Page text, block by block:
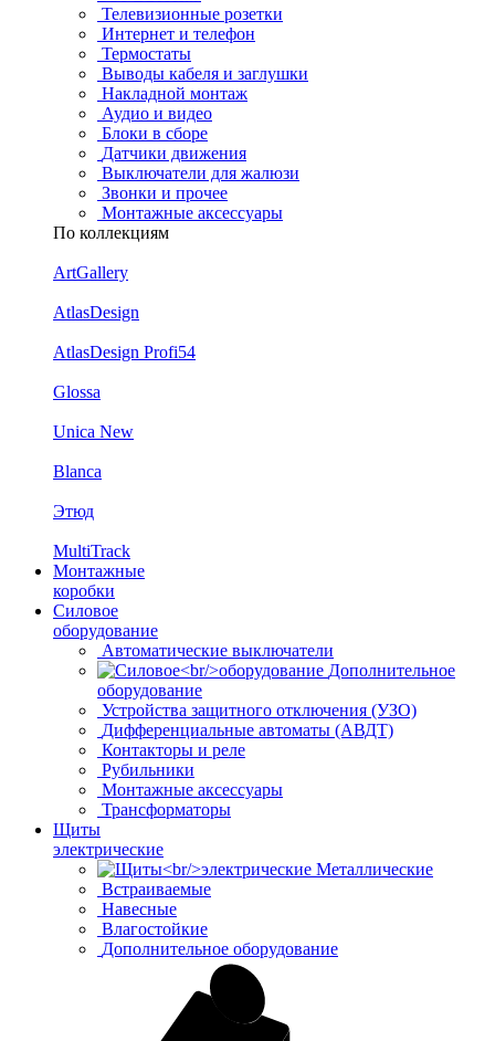
Телевизионные розетки
Интернет и телефон
Термостаты
Выводы кабеля и заглушки
Накладной монтаж
Аудио и видео
Блоки в сборе
Датчики движения
Выключатели для жалюзи
Звонки и прочее
Монтажные аксессуары
По коллекциям
ArtGallery
AtlasDesign
AtlasDesign Profi54
Glossa
Unica New
Blanca
Этюд
MultiTrack
Монтажные
коробки
Силовое
оборудование
Автоматические выключатели
Дополнительное
оборудование
Устройства защитного отключения (УЗО)
Дифференциальные автоматы (АВДТ)
Контакторы и реле
Рубильники
Монтажные аксессуары
Трансформаторы
Щиты
электрические
Металлические
Встраиваемые
Навесные
Влагостойкие
Дополнительное оборудование